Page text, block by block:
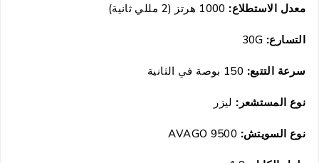
معدل الاستطلاع:1000 هرتز (2 مللي ثانية)
التسارع:3
0G
سرعة التتبع:150 بوصة في الثانية
نوع المستشعر: ليزر
نوع السويتش: AVAGO 9500